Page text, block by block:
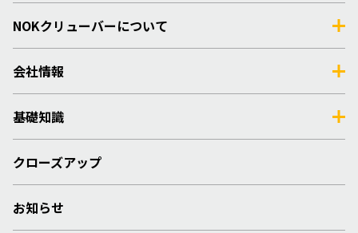
NOKクリューバーについて
会社情報
基礎知識
クローズアップ
お知らせ